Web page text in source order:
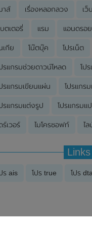
าส์ เรื่องหลอกลวง เว็
ตเตอรี่ แรม แอนดรอ
เกีย โน๊ตบุ๊ค โปรเน็ต
รแกรมช่วยดาวน์โหลด โป
รแกรมเขียนแผ่น โปรแกร
รแกรมแต่งรูป โปรแกรมแ
ร์เวอร์ ไมโครซอฟท์ ไล
Links
ร ais โปร true โปร